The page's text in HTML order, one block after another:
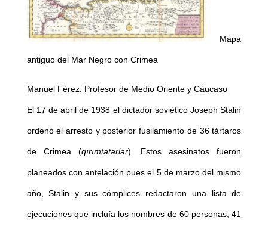
Mapa
antiguo del Mar Negro con Crimea
Manuel Férez. Profesor de Medio Oriente y Cáucaso
El 17 de abril de 1938 el dictador soviético Joseph Stalin
ordenó el arresto y posterior fusilamiento de 36 tártaros
de Crimea (qırımtatarlar). Estos asesinatos fueron
planeados con antelación pues el 5 de marzo del mismo
año, Stalin y sus cómplices redactaron una lista de
ejecuciones que incluía los nombres de 60 personas, 41